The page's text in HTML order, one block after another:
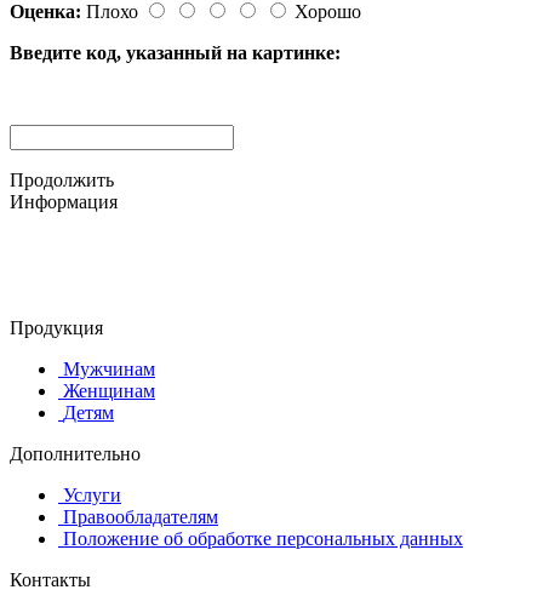
Оценка: Плохо
Хорошо
Введите код, указанный на картинке:
Продолжить
Информация
Продукция
Мужчинам
Женщинам
Детям
Дополнительно
Услуги
Правообладателям
Положение об обработке персональных данных
Контакты